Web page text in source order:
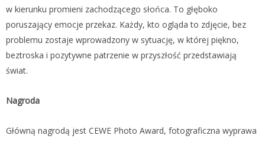
w kierunku promieni zachodzącego słońca. To głęboko
poruszający emocje przekaz. Każdy, kto ogląda to zdjęcie, bez
problemu zostaje wprowadzony w sytuację, w której piękno,
beztroska i pozytywne patrzenie w przyszłość przedstawiają
świat.
Nagroda
Główną nagrodą jest CEWE Photo Award, fotograficzna wyprawa